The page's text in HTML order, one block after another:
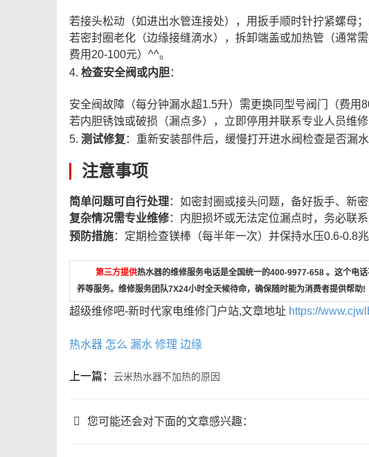
若接头松动（如进出水管连接处），用扳手顺时针拧紧螺母
若密封圈老化（边缘接缝滴水），拆卸端盖或加热管（通常
费用20-100元）^^。
4. 检查安全阀或内胆：
安全阀故障（每分钟漏水超1.5升）需更换同型号阀门（费用
若内胆锈蚀或破损（漏点多），立即停用并联系专业人员维修
5. 测试修复 ：重新安装部件后，缓慢打开进水阀检查是否漏水
注意事项
简单问题可自行处理：如密封圈或接头问题，备好扳手、新密
复杂情况需专业维修：内胆损坏或无法定位漏点时，务必联系
预防措施：定期检查镁棒（每半年一次）并保持水压0.6-0.8
第三方提供热水器的维修服务电话是全国统一的400-9977-658 。这个电
养等服务。维修服务团队7X24小时全天候待命，确保随时能为消费者提供帮助!
超级维修吧-新时代家电维修门户站,文章地址 https://
热水器 怎么 漏水 修理 边缘
上一篇： 云米热水器不加热的原因
您可能还会对下面的文章感兴趣：